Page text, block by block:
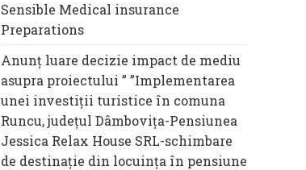
Sensible Medical insurance
Preparations
Anunț luare decizie impact de mediu
asupra proiectului ” ”Implementarea
unei investiții turistice în comuna
Runcu, județul Dâmbovița-Pensiunea
Jessica Relax House SRL-schimbare
de destinație din locuința în pensiune